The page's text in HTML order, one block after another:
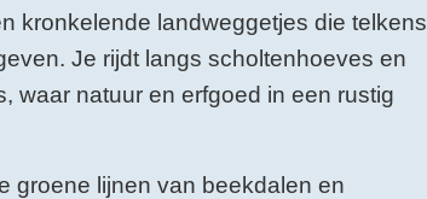
kronkelende landweggetjes die telkens
Je rijdt langs scholtenhoeves en
waar natuur en erfgoed in een rustig
groene lijnen van beekdalen en